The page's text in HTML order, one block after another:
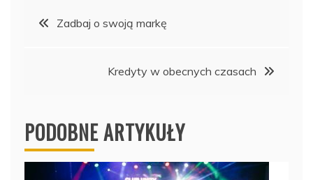
Nawigacja
Zadbaj o swoją markę
Kredyty w obecnych czasach
PODOBNE ARTYKUŁY